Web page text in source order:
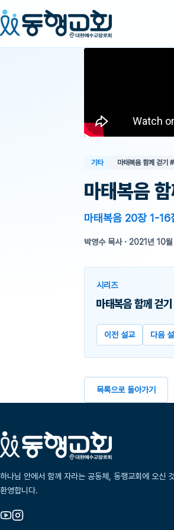
기타 마태복음 함께 걷기
마태복음
마태복음 20장 1-16
박영수 목사· 2021년 10
시리즈
마태복음 함께 걷기
이전 설교 다음
목록으로 돌아가기
하나님 안에서 함께 자라는 공동체, 동행교회에 오신
환영합니다.